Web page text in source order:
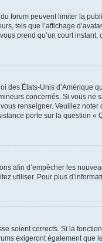
forum peuvent limiter la
tels que l’affichage
prend qu’un court
des États-Unis
concernés. Si vous
renseigner. Veuillez
porte sur la question
afin d’empêcher les
utiliser. Pour plus
soient corrects. Si la
exigeront également